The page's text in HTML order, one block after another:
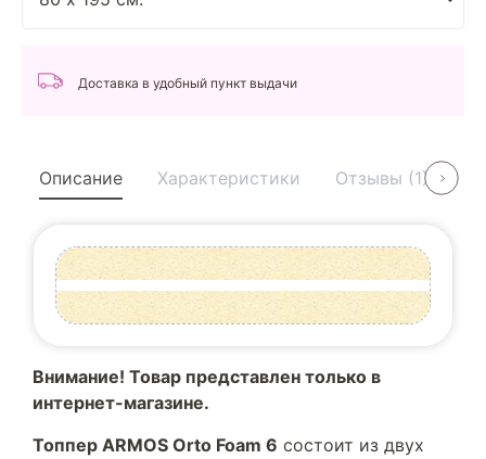
Доставка в удобный пункт выдачи
Описание Характеристики Отзывы (1)
Внимание! Товар представлен только в
интернет-магазине.
Топпер ARMOS Orto Foam 6 состоит из двух